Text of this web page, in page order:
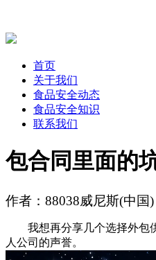
首页
关于我们
食品安全动态
食品安全知识
联系我们
包合同里面的
作者：88038威尼斯(中国)
我想再分享几个选择外包
人公司的声誉。